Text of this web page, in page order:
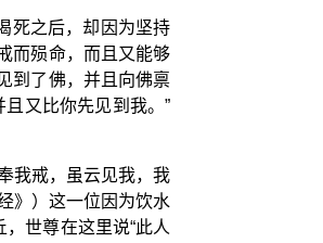
死之后，却因为坚持
而殒命，而且又能够
到了佛，并且向佛禀
又比你先见到我。”
我戒，虽云见我，我
》）这一位因为饮水
世尊在这里说“此人